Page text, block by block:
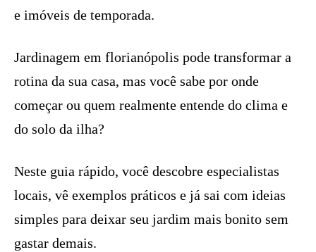
e imóveis de temporada.
Jardinagem em florianópolis pode transformar a
rotina da sua casa, mas você sabe por onde
começar ou quem realmente entende do clima e
do solo da ilha?
Neste guia rápido, você descobre especialistas
locais, vê exemplos práticos e já sai com ideias
simples para deixar seu jardim mais bonito sem
gastar demais.